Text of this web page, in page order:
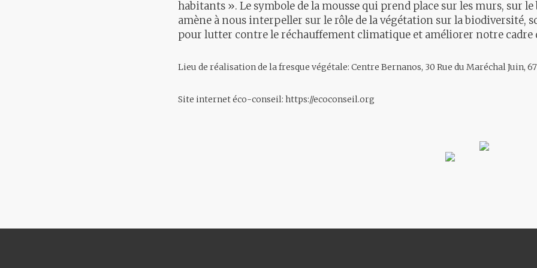
habitants ». Le symbole de la mousse qui prend place sur les murs, sur
amène à nous interpeller sur le rôle de la végétation sur la biodiversité,
pour lutter contre le réchauffement climatique et améliorer notre cadre
Lieu de réalisation de la fresque végétale: Centre Bernanos, 30 Rue du Maréchal Juin,
Site internet éco-conseil: https://ecoconseil.org